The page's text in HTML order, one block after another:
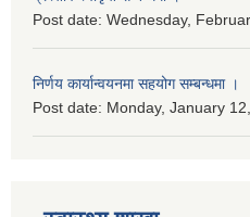
Post date: Wednesday,
निर्णय कार्यान्वयनमा सहयोग सम्बन्धमा ।
Post date: Monday, January